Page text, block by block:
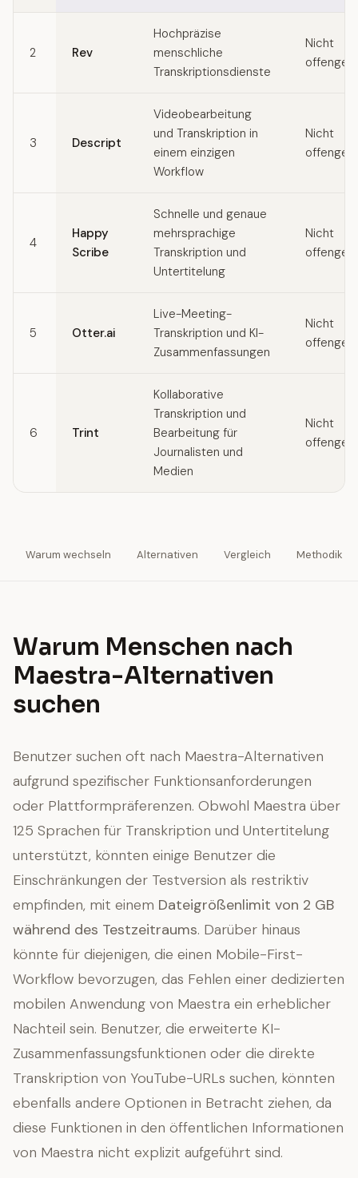
2 Rev
Hochpräzise
menschliche
Transkriptionsdienste
Nicht
3 Descript
Videobearbeitung
und Transkription in
einem einzigen
Workflow
Nicht
4
Happy
Scribe
Schnelle und genaue
mehrsprachige
Transkription und
Untertitelung
Nicht
5 Otter.ai
Live-Meeting-
Transkription und KI-
Zusammenfassungen
Nicht
6 Trint
Kollaborative
Transkription und
Bearbeitung für
Journalisten und
Medien
Nicht
Warum wechseln Alternativen Vergleich Methodik
Warum Menschen nach
Maestra-Alternativen
suchen
Benutzer suchen oft nach Maestra-Alternativen
aufgrund spezifischer Funktionsanforderungen
oder Plattformpräferenzen. Obwohl Maestra über
125 Sprachen für Transkription und Untertitelung
unterstützt, könnten einige Benutzer die
Einschränkungen der Testversion als restriktiv
empfinden, mit einem Dateigrößenlimit von 2 GB
während des Testzeitraums. Darüber hinaus
könnte für diejenigen, die einen Mobile-First-
Workflow bevorzugen, das Fehlen einer dedizierten
mobilen Anwendung von Maestra ein erheblicher
Nachteil sein. Benutzer, die erweiterte KI-
Zusammenfassungsfunktionen oder die direkte
Transkription von YouTube-URLs suchen, könnten
ebenfalls andere Optionen in Betracht ziehen, da
diese Funktionen in den öffentlichen Informationen
von Maestra nicht explizit aufgeführt sind.